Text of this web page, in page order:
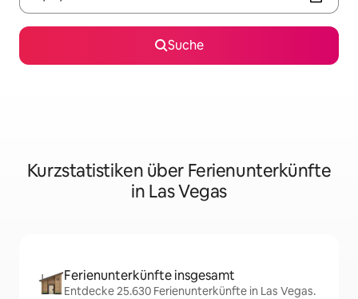
Suche
Kurzstatistiken über Ferienunterkünfte
in Las Vegas
Ferienunterkünfte insgesamt
Entdecke 25.630 Ferienunterkünfte in Las Vegas.